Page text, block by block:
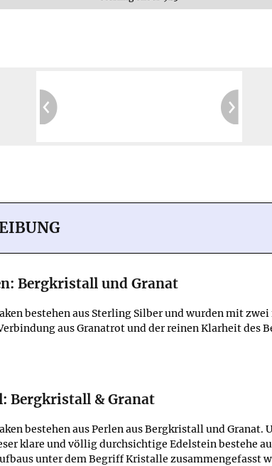
Bergkristall und Granat
bestehen aus Sterling Silber und wurden mit
aus Granatrot und der reinen Klarheit des
Bergkristall & Granat
bestehen aus Perlen aus Bergkristall und
klare und völlig durchsichtige Edelstein bestehe
unter dem Begriff Kristalle zusammengefasst